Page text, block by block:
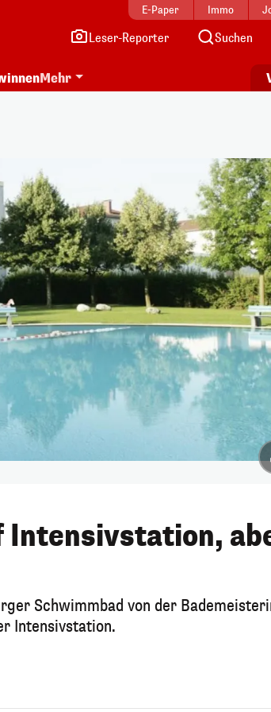
E-Paper Immo
Leser-Reporter Suchen
Mehr
Intensivstation,
Schwimmbad von der
Intensivstation.